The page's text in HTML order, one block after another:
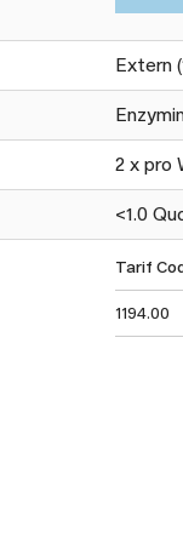
Extern
2 x pro
<1.0
Tarif
1194.00